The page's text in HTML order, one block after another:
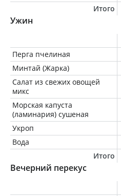
Итого
Ужин
Перга пчелиная
Минтай (Жарка)
Салат из свежих овощей
микс
Морская капуста
(ламинария) сушеная
Укроп
Вода
Итого
Вечерний перекус